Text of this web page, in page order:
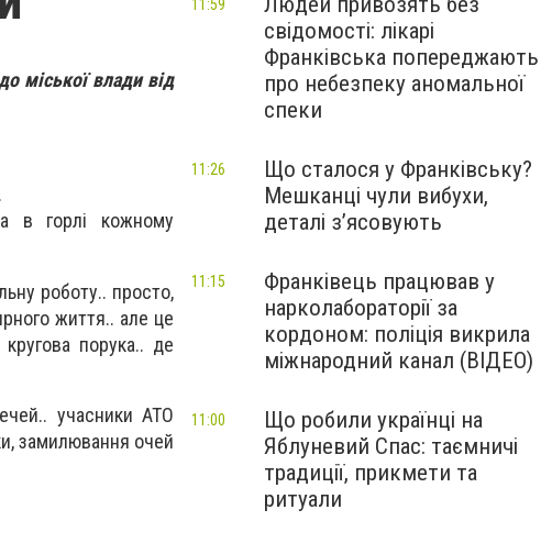
міської влади від
в горлі кожному
роботу.. просто,
життя.. але це
порука.. де
учасники АТО
замилювання очей
свідомості: лікарі
Франківська попереджають
про небезпеку аномальної
спеки
11:59
Що сталося у Франківську?
Мешканці чули вибухи,
деталі з’ясовують
11:26
Франківець працював у
нарколабораторії за
кордоном: поліція викрила
міжнародний канал (ВІДЕО)
11:15
Що робили українці на
Яблуневий Спас: таємничі
традиції, прикмети та
ритуали
11:00